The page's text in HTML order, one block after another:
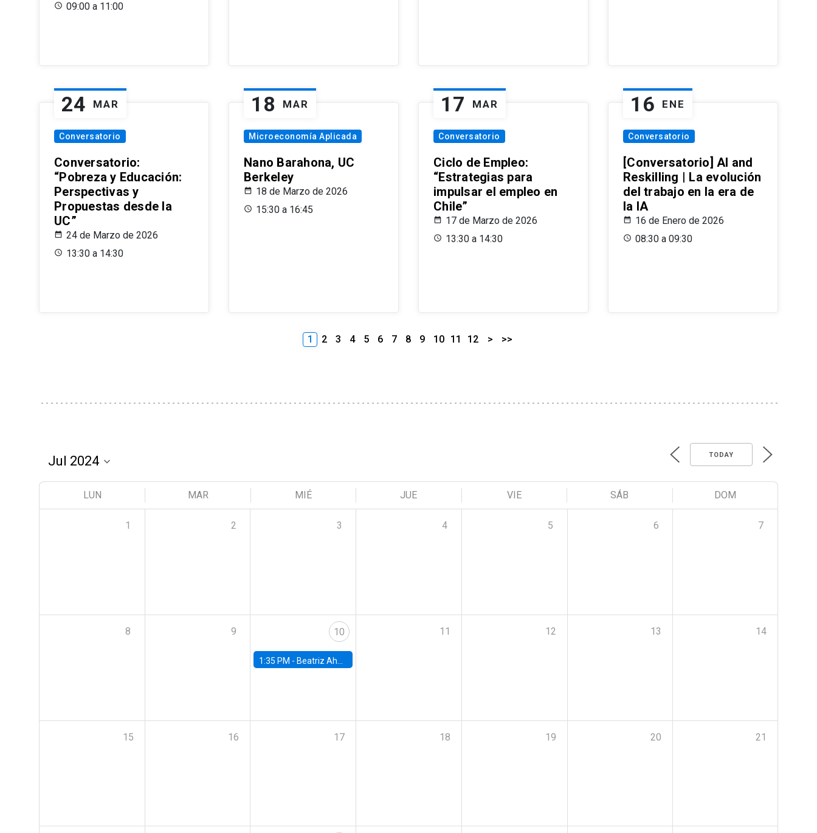
09:00 a 11:00
24 MAR
Conversatorio
Conversatorio:
“Pobreza y Educación:
Perspectivas y
Propuestas desde la
UC”
24 de Marzo de 2026
13:30 a 14:30
18 MAR
Microeconomía Aplicada
Nano Barahona, UC
Berkeley
18 de Marzo de 2026
15:30 a 16:45
17 MAR
Conversatorio
Ciclo de Empleo:
“Estrategias para
impulsar el empleo en
Chile”
17 de Marzo de 2026
13:30 a 14:30
16 ENE
Conversatorio
[Conversatorio] AI and
Reskilling | La evolución
del trabajo en la era de
la IA
16 de Enero de 2026
08:30 a 09:30
1 2 3 4 5 6 7 8 9 10 11 12 > >>
TODAY
LUN MAR MIÉ JUE VIE SÁB DOM
1 2 3 4 5 6 7
8 9 10
1:35 PM - Beatriz Ahumada, PhD candidate, Universidad de Pittsburgh
11 12 13 14
15 16 17 18 19 20 21